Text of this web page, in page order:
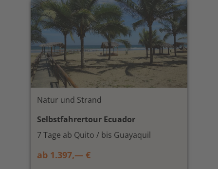
Natur und Strand
Selbstfahrertour Ecuador
7 Tage ab Quito / bis Guayaquil
ab 1.397,— €